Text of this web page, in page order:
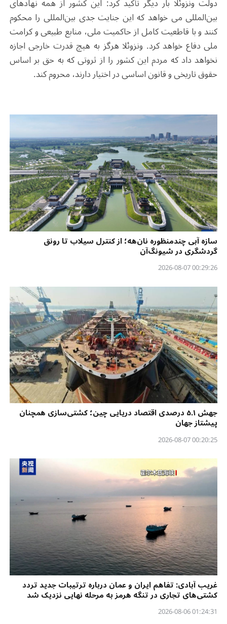
بین‌المللی می خواهد که این جنایت جدی بین‌المللی را محکوم
کنند و با قاطعیت کامل از حاکمیت ملی، منابع طبیعی و کرامت
ملی دفاع خواهد کرد. ونزوئلا هرگز به هیچ قدرت خارجی اجازه
نخواهد داد که مردم این کشور را از ثروتی که به حق بر اساس
حقوق تاریخی و قانون اساسی در اختیار دارند، محروم کند.
سازه آبی چندمنظوره نان‌هه؛ از کنترل سیلاب تا رونق
گردشگری در شیونگ‌آن
00:29:26 2026-08-07
جهش ۵.۱ درصدی اقتصاد دریایی چین؛ کشتی‌سازی همچنان
پیشتاز جهان
00:20:25 2026-08-07
غریب آبادی: تفاهم ایران و عمان درباره ترتیبات جدید تردد
کشتی‌های تجاری در تنگه هرمز به مرحله نهایی نزدیک شد
01:24:31 2026-08-06